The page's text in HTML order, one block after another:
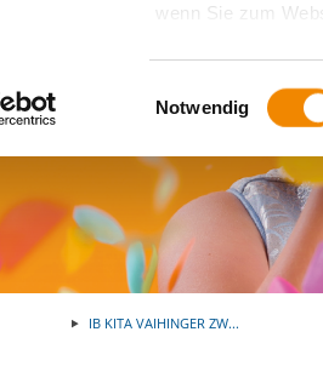
wenn Sie zum
zusätzlichen
Weitere Details
Sie möchten, dass
Kategorien
Zwecke
Ihre etwaige
aufgrund
Notwendig
IB KITA VAIHINGER ZW...